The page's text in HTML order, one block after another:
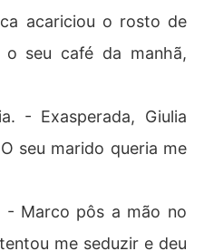
acariciou o rosto de
seu café da manhã,
- Exasperada, Giulia
seu marido queria me
- Marco pôs a mão no
me seduzir e deu